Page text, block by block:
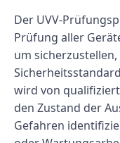
Der UVV-
Prüfung aller
um
wird von
den Zustand der
Gefahren